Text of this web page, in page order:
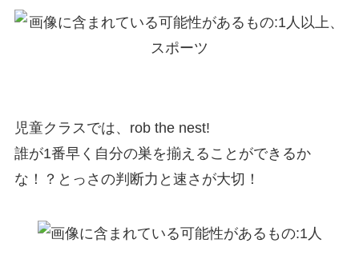
児童クラスでは、rob the nest!
誰が1番早く自分の巣を揃えることができるか
な！？とっさの判断力と速さが大切！